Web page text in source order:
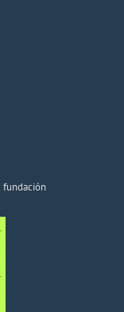
fundación